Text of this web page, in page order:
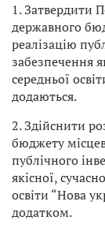
1. Затвердити
державного
реалізацію
забезпечення
середньої
додаються.
2. Здійснити
бюджету
публічного
якісної,
освіти “Нова
додатком.